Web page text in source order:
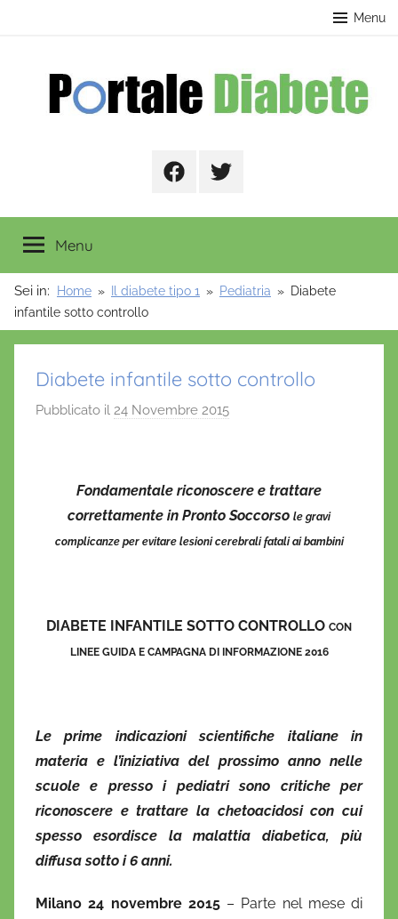
Menu
FacebookTwitter
Menu
Sei in: Home Il diabete tipo 1 Pediatria
Diabete
infantile sotto controllo
Diabete infantile sotto controllo
Pubblicato il 24 Novembre 2015
e
D
f
r
i
o
Fondamentale riconoscere e trattare
correttamente in Pronto Soccorso le gravi
complicanze per evitare lesioni cerebrali fatali ai bambini
DIABETE INFANTILE SOTTO CONTROLLO CON
LINEE GUIDA E CAMPAGNA DI INFORMAZIONE 2016
Le prime indicazioni scientifiche italiane in
materia e l’iniziativa del prossimo anno nelle
scuole e presso i pediatri sono critiche per
riconoscere e trattare la chetoacidosi con cui
spesso esordisce la malattia diabetica, più
diffusa sotto i 6 anni.
Milano 24 novembre 2015 – Parte nel mese di